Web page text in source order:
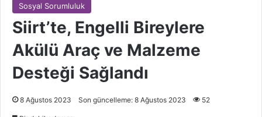
Sosyal Sorumluluk
Siirt’te, Engelli Bireylere
Akülü Araç ve Malzeme
Desteği Sağlandı
8 Ağustos 2023 Son güncelleme: 8 Ağustos 2023 52